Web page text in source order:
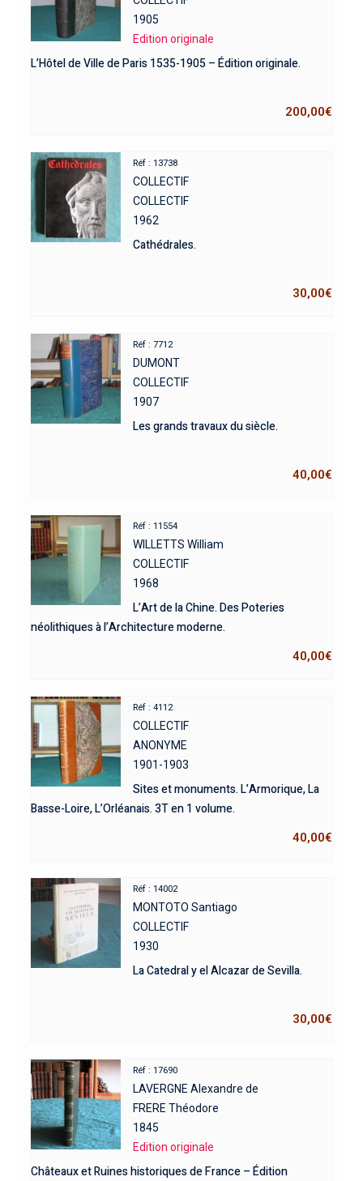
1905
Edition originale
L’Hôtel de Ville de Paris 1535-1905 – Édition originale.
200,00€
Réf : 13738
COLLECTIF
COLLECTIF
1962
Cathédrales.
30,00€
Réf : 7712
DUMONT
COLLECTIF
1907
Les grands travaux du siècle.
40,00€
Réf : 11554
WILLETTS William
COLLECTIF
1968
L’Art de la Chine. Des Poteries
néolithiques à l’Architecture moderne.
40,00€
Réf : 4112
COLLECTIF
ANONYME
1901-1903
Sites et monuments. L’Armorique, La
Basse-Loire, L’Orléanais. 3T en 1 volume.
40,00€
Réf : 14002
MONTOTO Santiago
COLLECTIF
1930
La Catedral y el Alcazar de Sevilla.
30,00€
Réf : 17690
LAVERGNE Alexandre de
FRERE Théodore
1845
Edition originale
Châteaux et Ruines historiques de France – Édition